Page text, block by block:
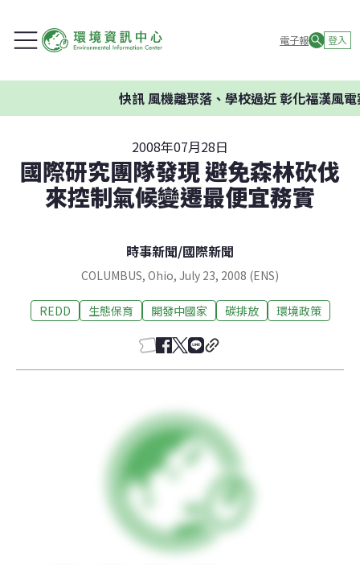
電子報 登入
快訊風機離聚落、學校過近 彰化福漢風電案
2008年07月28日
國際研究團隊發現 避免森林砍伐
來控制氣候變遷最便宜務實
時事新聞/國際新聞
COLUMBUS, Ohio, July 23, 2008 (ENS)
REDD 生態保育 開發中國家 碳排放 環境政策